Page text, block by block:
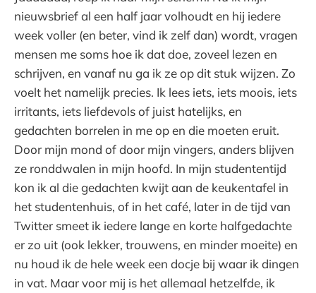
nieuwsbrief al een half jaar volhoudt en hij iedere
week voller (en beter, vind ik zelf dan) wordt, vragen
mensen me soms hoe ik dat doe, zoveel lezen en
schrijven, en vanaf nu ga ik ze op dit stuk wijzen. Zo
voelt het namelijk precies. Ik lees iets, iets moois, iets
irritants, iets liefdevols of juist hatelijks, en
gedachten borrelen in me op en die moeten eruit.
Door mijn mond of door mijn vingers, anders blijven
ze ronddwalen in mijn hoofd. In mijn studententijd
kon ik al die gedachten kwijt aan de keukentafel in
het studentenhuis, of in het café, later in de tijd van
Twitter smeet ik iedere lange en korte halfgedachte
er zo uit (ook lekker, trouwens, en minder moeite) en
nu houd ik de hele week een docje bij waar ik dingen
in vat. Maar voor mij is het allemaal hetzelfde, ik